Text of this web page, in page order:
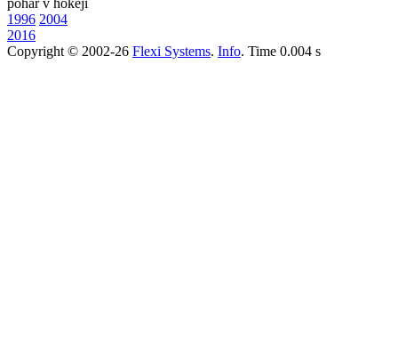
1996 2004
2016
Copyright © 2002-26 Flexi Systems. Info. Time 0.004 s